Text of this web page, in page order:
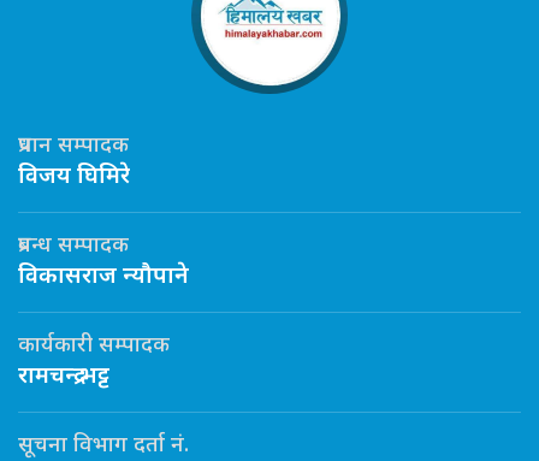
प्रधान सम्पादक
विजय घिमिरे
प्रबन्ध सम्पादक
विकासराज न्यौपाने
कार्यकारी सम्पादक
रामचन्द्र भट्ट
सूचना विभाग दर्ता नं.